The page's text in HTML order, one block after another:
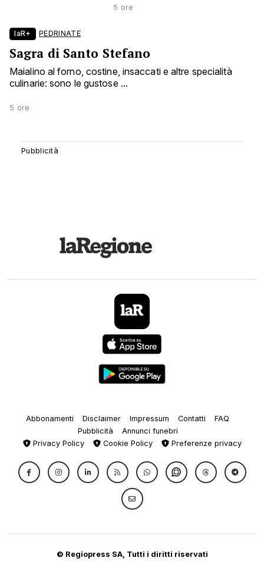
5 ore
laR+ PEDRINATE
Sagra di Santo Stefano
Maialino al forno, costine, insaccati e altre specialità
culinarie: sono le gustose ...
5 ore
Abbonamenti Disclaimer Impressum Contatti
FAQ
Pubblicità
Annunci funebri
Privacy Policy
Cookie Policy Preferenze privacy
© Regiopress SA, Tutti i diritti riservati